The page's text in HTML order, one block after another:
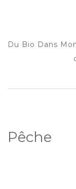
Du Bio Dans
Pêche